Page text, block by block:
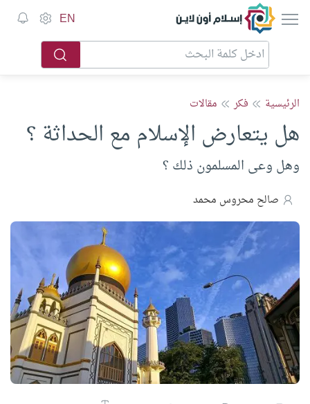
إسلام أون لاين EN
الرئيسية فكر مقالات
هل يتعارض الإسلام مع الحداثة ؟
وهل وعى المسلمون ذلك ؟
صالح محروس محمد